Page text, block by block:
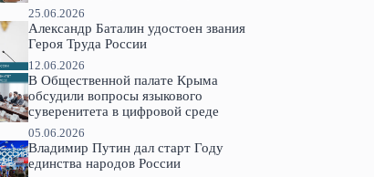
25.06.2026
Александр Баталин удостоен звания
Героя Труда России
12.06.2026
В Общественной палате Крыма
обсудили вопросы языкового
суверенитета в цифровой среде
05.06.2026
Владимир Путин дал старт Году
единства народов России